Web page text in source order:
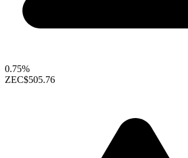
0.75%
ZEC$505.76